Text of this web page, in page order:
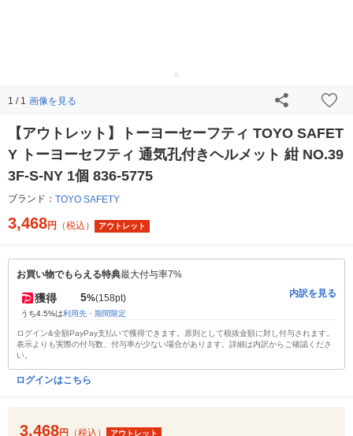
1 / 1 画像を見る
【アウトレット】トーヨーセーフティ TOYO SAFET
Y トーヨーセフティ 通気孔付きヘルメット 紺 NO.39
3F-S-NY 1個 836-5775
ブランド： TOYO SAFETY
3,468円 （税込） アウトレット
お買い物でもらえる特典最大付与率7%
獲得 5%(158pt)
うち4.5%は利用先・期間限定
内訳を見る
ログイン&全額PayPay支払いで獲得できます。原則として税抜金額に対し付与されます。
表示よりも実際の付与数、付与率が少ない場合があります。詳細は内訳からご確認くださ
い。
ログインはこちら
3,468円 （税込） アウトレット